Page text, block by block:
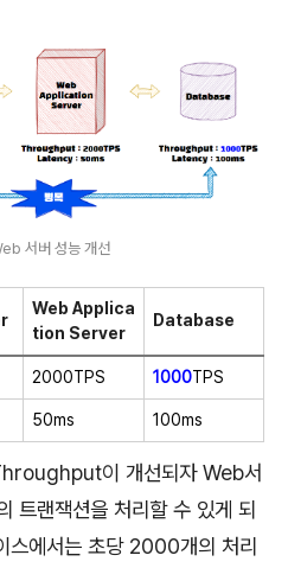
서버 성능 개선
Web Applica
tion Server
Database
2000TPS 1000TPS
50ms 100ms
이 개선되자 Web서
트랜잭션을 처리할 수 있게 되
스에서는 초당 2000개의 처리